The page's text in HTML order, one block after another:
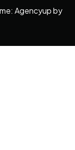
Agencyup by